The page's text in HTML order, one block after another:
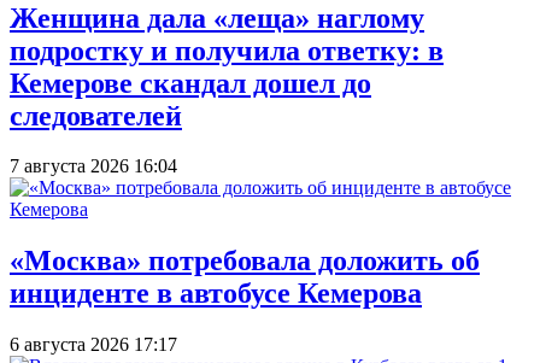
Женщина дала «леща» наглому
подростку и получила ответку: в
Кемерове скандал дошел до
следователей
7 августа 2026 16:04
«Москва» потребовала доложить об
инциденте в автобусе Кемерова
6 августа 2026 17:17